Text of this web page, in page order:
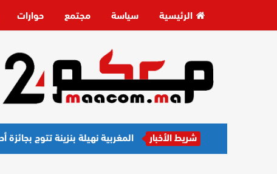
الرئيسية سياسة مجتمع حوارات
شريط الأخبار المغربية نهيلة بنزينة تتوج